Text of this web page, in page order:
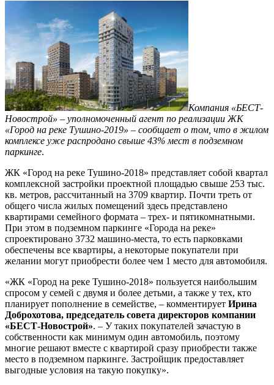
Компания «БЕСТ-
Новострой» – уполномоченный агент по реализации ЖК
«Город на реке Тушино-2019» – сообщает о том, что в жилом
комплексе уже распродано свыше 43% мест в подземном
паркинге.
ЖК «Город на реке Тушино-2018» представляет собой квартал
комплексной застройки проектной площадью свыше 253 тыс.
кв. метров, рассчитанный на 3709 квартир. Почти треть от
общего числа жилых помещений здесь представлено
квартирами семейного формата – трех- и пятикомнатными.
При этом в подземном паркинге «Города на реке»
спроектировано 3732 машино-места, то есть парковками
обеспечены все квартиры, а некоторые покупатели при
желании могут приобрести более чем 1 место для автомобиля.
«ЖК «Город на реке Тушино-2018» пользуется наибольшим
спросом у семей с двумя и более детьми, а также у тех, кто
планирует пополнение в семействе, – комментирует Ирина
Доброхотова, председатель совета директоров компании
«БЕСТ-Новострой». – У таких покупателей зачастую в
собственности как минимум один автомобиль, поэтому
многие решают вместе с квартирой сразу приобрести также
место в подземном паркинге. Застройщик предоставляет
выгодные условия на такую покупку».